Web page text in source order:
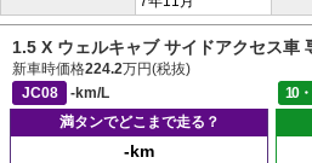
1.5 X ウェルキャブ サイドアクセス車
新車時価格224.2万円(税抜)
JC08
-km/L 10
満タンでどこまで走る？
-km